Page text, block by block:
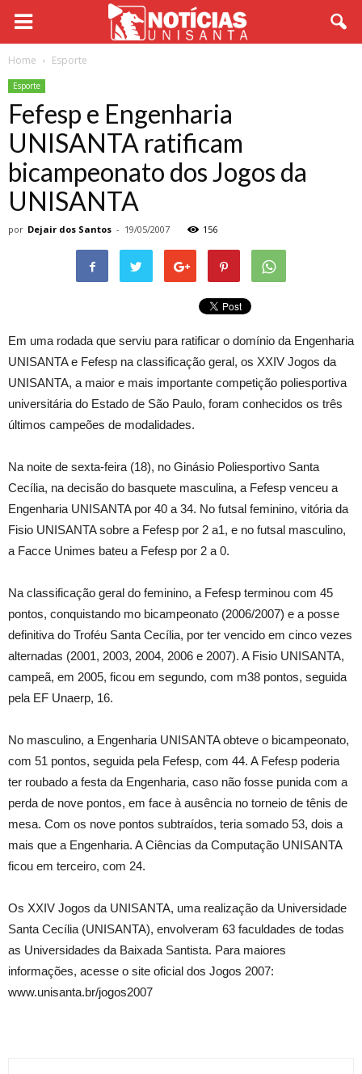
Home Esporte
Esporte
Fefesp e Engenharia
UNISANTA ratificam
bicampeonato dos Jogos da
UNISANTA
por Dejair dos Santos - 19/05/2007 156
Em uma rodada que serviu para ratificar o domínio da Engenharia
UNISANTA e Fefesp na classificação geral, os XXIV Jogos da
UNISANTA, a maior e mais importante competição poliesportiva
universitária do Estado de São Paulo, foram conhecidos os três
últimos campeões de modalidades.
Na noite de sexta-feira (18), no Ginásio Poliesportivo Santa
Cecília, na decisão do basquete masculina, a Fefesp venceu a
Engenharia UNISANTA por 40 a 34. No futsal feminino, vitória da
Fisio UNISANTA sobre a Fefesp por 2 a1, e no futsal masculino,
a Facce Unimes bateu a Fefesp por 2 a 0.
Na classificação geral do feminino, a Fefesp terminou com 45
pontos, conquistando mo bicampeonato (2006/2007) e a posse
definitiva do Troféu Santa Cecília, por ter vencido em cinco vezes
alternadas (2001, 2003, 2004, 2006 e 2007). A Fisio UNISANTA,
campeã, em 2005, ficou em segundo, com m38 pontos, seguida
pela EF Unaerp, 16.
No masculino, a Engenharia UNISANTA obteve o bicampeonato,
com 51 pontos, seguida pela Fefesp, com 44. A Fefesp poderia
ter roubado a festa da Engenharia, caso não fosse punida com a
perda de nove pontos, em face à ausência no torneio de tênis de
mesa. Com os nove pontos subtraídos, teria somado 53, dois a
mais que a Engenharia. A Ciências da Computação UNISANTA
ficou em terceiro, com 24.
Os XXIV Jogos da UNISANTA, uma realização da Universidade
Santa Cecília (UNISANTA), envolveram 63 faculdades de todas
as Universidades da Baixada Santista. Para maiores
informações, acesse o site oficial dos Jogos 2007:
www.unisanta.br/jogos2007